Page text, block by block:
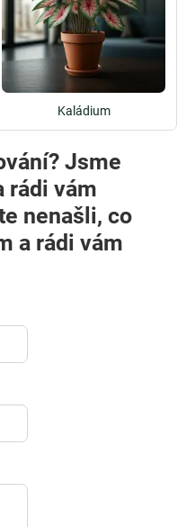
Kaládium
Jsme
rádi vám
nenašli, co
a rádi vám